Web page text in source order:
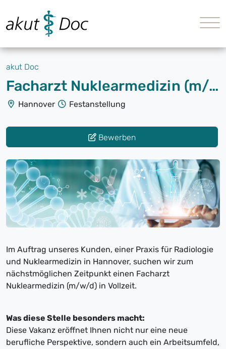
akut Doc
Facharzt Nuklearmedizin (m/w/d)
Hannover Festanstellung
Bewerben
Im Auftrag unseres Kunden, einer Praxis für Radiologie
und Nuklearmedizin in Hannover, suchen wir zum
nächstmöglichen Zeitpunkt einen Facharzt
Nuklearmedizin (m/w/d) in Vollzeit.
Was diese Stelle besonders macht:
Diese Vakanz eröffnet Ihnen nicht nur eine neue
berufliche Perspektive, sondern auch ein Arbeitsumfeld,